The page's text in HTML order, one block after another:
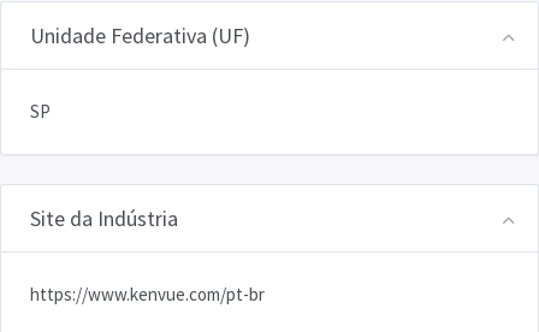
Unidade Federativa (UF)
SP
Site da Indústria
https://www.kenvue.com/pt-br